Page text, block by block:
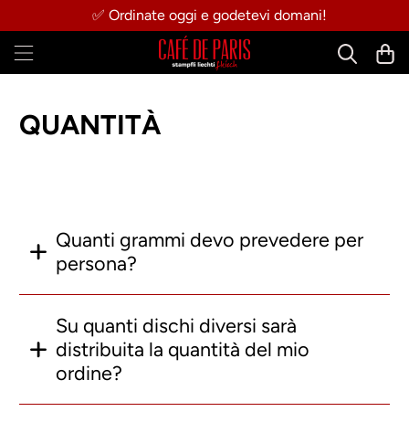
✅ Ordinate oggi e godetevi domani!
QUANTITÀ
Quanti grammi devo prevedere per
persona?
Su quanti dischi diversi sarà
distribuita la quantità del mio
ordine?